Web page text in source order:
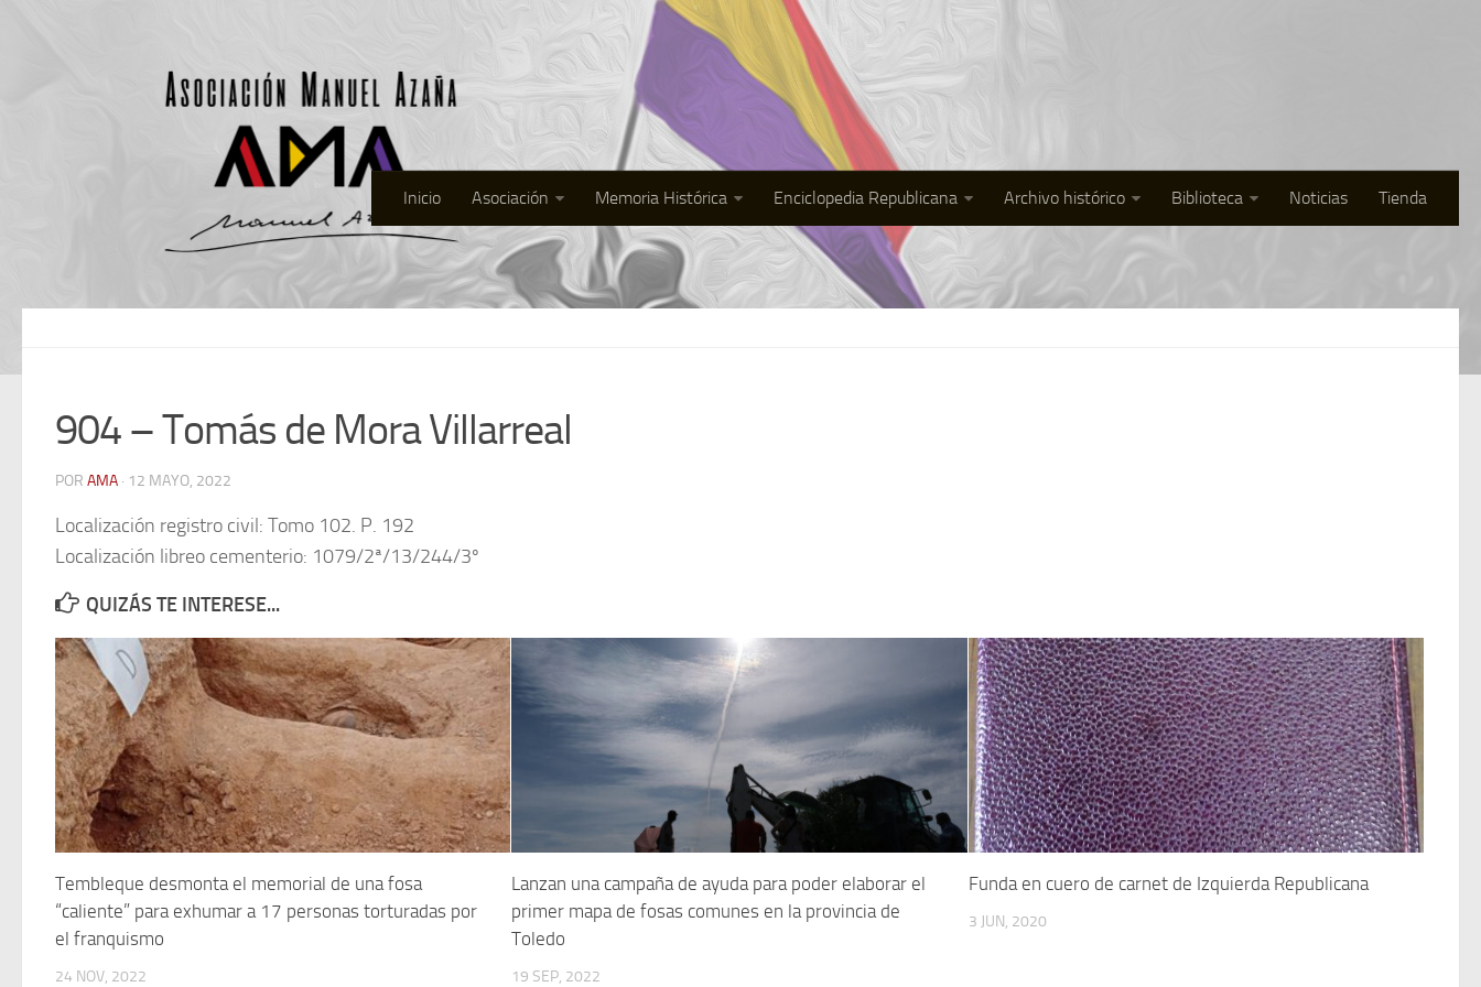
Inicio Asociación Memoria Histórica Enciclopedia Republicana Archivo histórico Biblioteca Noticias Tienda
904 – Tomás de Mora Villarreal
POR AMA · 12 MAYO, 2022
Localización registro civil: Tomo 102. P. 192
Localización libreo cementerio: 1079/2ª/13/244/3º
QUIZÁS TE INTERESE...
Tembleque desmonta el memorial de una fosa
“caliente” para exhumar a 17 personas torturadas por
el franquismo
24 NOV, 2022
Lanzan una campaña de ayuda para poder elaborar el
primer mapa de fosas comunes en la provincia de
Toledo
19 SEP, 2022
Funda en cuero de carnet de Izquierda Republicana
3 JUN, 2020